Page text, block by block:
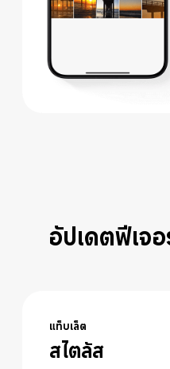
อัปเดตฟีเจ
แท็บเล็ต
สไตลัส